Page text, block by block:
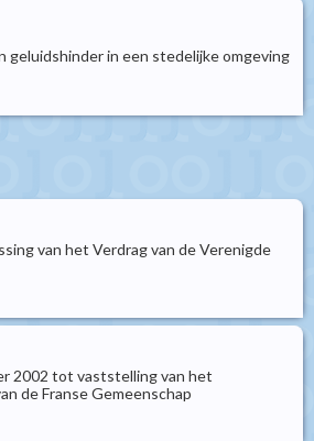
in een stedelijke omgeving
van het Verdrag van de Verenigde
2002 tot vaststelling van het
de Franse Gemeenschap